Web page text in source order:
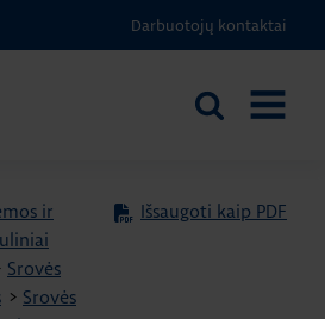
Darbuotojų kontaktai
Ieškoti
ir
Srovės
> Srovės
Išsaugoti kaip PDF